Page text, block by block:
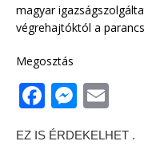
magyar
végrehajtóktól a
Megosztás
F
a
M